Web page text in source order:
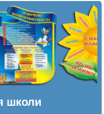
школи